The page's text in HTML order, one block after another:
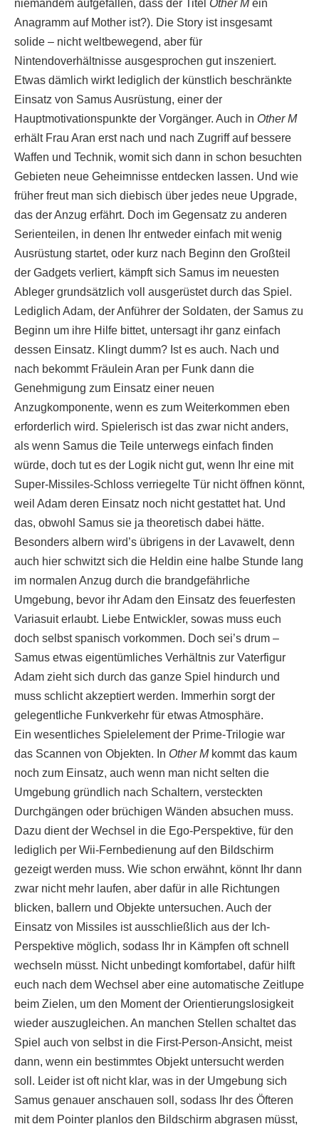
niemandem aufgefallen, dass der Titel Other M ein
Anagramm auf Mother ist?). Die Story ist insgesamt
solide – nicht weltbewegend, aber für
Nintendoverhältnisse ausgesprochen gut inszeniert.
Etwas dämlich wirkt lediglich der künstlich beschränkte
Einsatz von Samus Ausrüstung, einer der
Hauptmotivationspunkte der Vorgänger. Auch in Other M
erhält Frau Aran erst nach und nach Zugriff auf bessere
Waffen und Technik, womit sich dann in schon besuchten
Gebieten neue Geheimnisse entdecken lassen. Und wie
früher freut man sich diebisch über jedes neue Upgrade,
das der Anzug erfährt. Doch im Gegensatz zu anderen
Serienteilen, in denen Ihr entweder einfach mit wenig
Ausrüstung startet, oder kurz nach Beginn den Großteil
der Gadgets verliert, kämpft sich Samus im neuesten
Ableger grundsätzlich voll ausgerüstet durch das Spiel.
Lediglich Adam, der Anführer der Soldaten, der Samus zu
Beginn um ihre Hilfe bittet, untersagt ihr ganz einfach
dessen Einsatz. Klingt dumm? Ist es auch. Nach und
nach bekommt Fräulein Aran per Funk dann die
Genehmigung zum Einsatz einer neuen
Anzugkomponente, wenn es zum Weiterkommen eben
erforderlich wird. Spielerisch ist das zwar nicht anders,
als wenn Samus die Teile unterwegs einfach finden
würde, doch tut es der Logik nicht gut, wenn Ihr eine mit
Super-Missiles-Schloss verriegelte Tür nicht öffnen könnt,
weil Adam deren Einsatz noch nicht gestattet hat. Und
das, obwohl Samus sie ja theoretisch dabei hätte.
Besonders albern wird’s übrigens in der Lavawelt, denn
auch hier schwitzt sich die Heldin eine halbe Stunde lang
im normalen Anzug durch die brandgefährliche
Umgebung, bevor ihr Adam den Einsatz des feuerfesten
Variasuit erlaubt. Liebe Entwickler, sowas muss euch
doch selbst spanisch vorkommen. Doch sei’s drum –
Samus etwas eigentümliches Verhältnis zur Vaterfigur
Adam zieht sich durch das ganze Spiel hindurch und
muss schlicht akzeptiert werden. Immerhin sorgt der
gelegentliche Funkverkehr für etwas Atmosphäre.
Ein wesentliches Spielelement der Prime-Trilogie war
das Scannen von Objekten. In Other Mkommt das kaum
noch zum Einsatz, auch wenn man nicht selten die
Umgebung gründlich nach Schaltern, versteckten
Durchgängen oder brüchigen Wänden absuchen muss.
Dazu dient der Wechsel in die Ego-Perspektive, für den
lediglich per Wii-Fernbedienung auf den Bildschirm
gezeigt werden muss. Wie schon erwähnt, könnt Ihr dann
zwar nicht mehr laufen, aber dafür in alle Richtungen
blicken, ballern und Objekte untersuchen. Auch der
Einsatz von Missiles ist ausschließlich aus der Ich-
Perspektive möglich, sodass Ihr in Kämpfen oft schnell
wechseln müsst. Nicht unbedingt komfortabel, dafür hilft
euch nach dem Wechsel aber eine automatische Zeitlupe
beim Zielen, um den Moment der Orientierungslosigkeit
wieder auszugleichen. An manchen Stellen schaltet das
Spiel auch von selbst in die First-Person-Ansicht, meist
dann, wenn ein bestimmtes Objekt untersucht werden
soll. Leider ist oft nicht klar, was in der Umgebung sich
Samus genauer anschauen soll, sodass Ihr des Öfteren
mit dem Pointer planlos den Bildschirm abgrasen müsst,